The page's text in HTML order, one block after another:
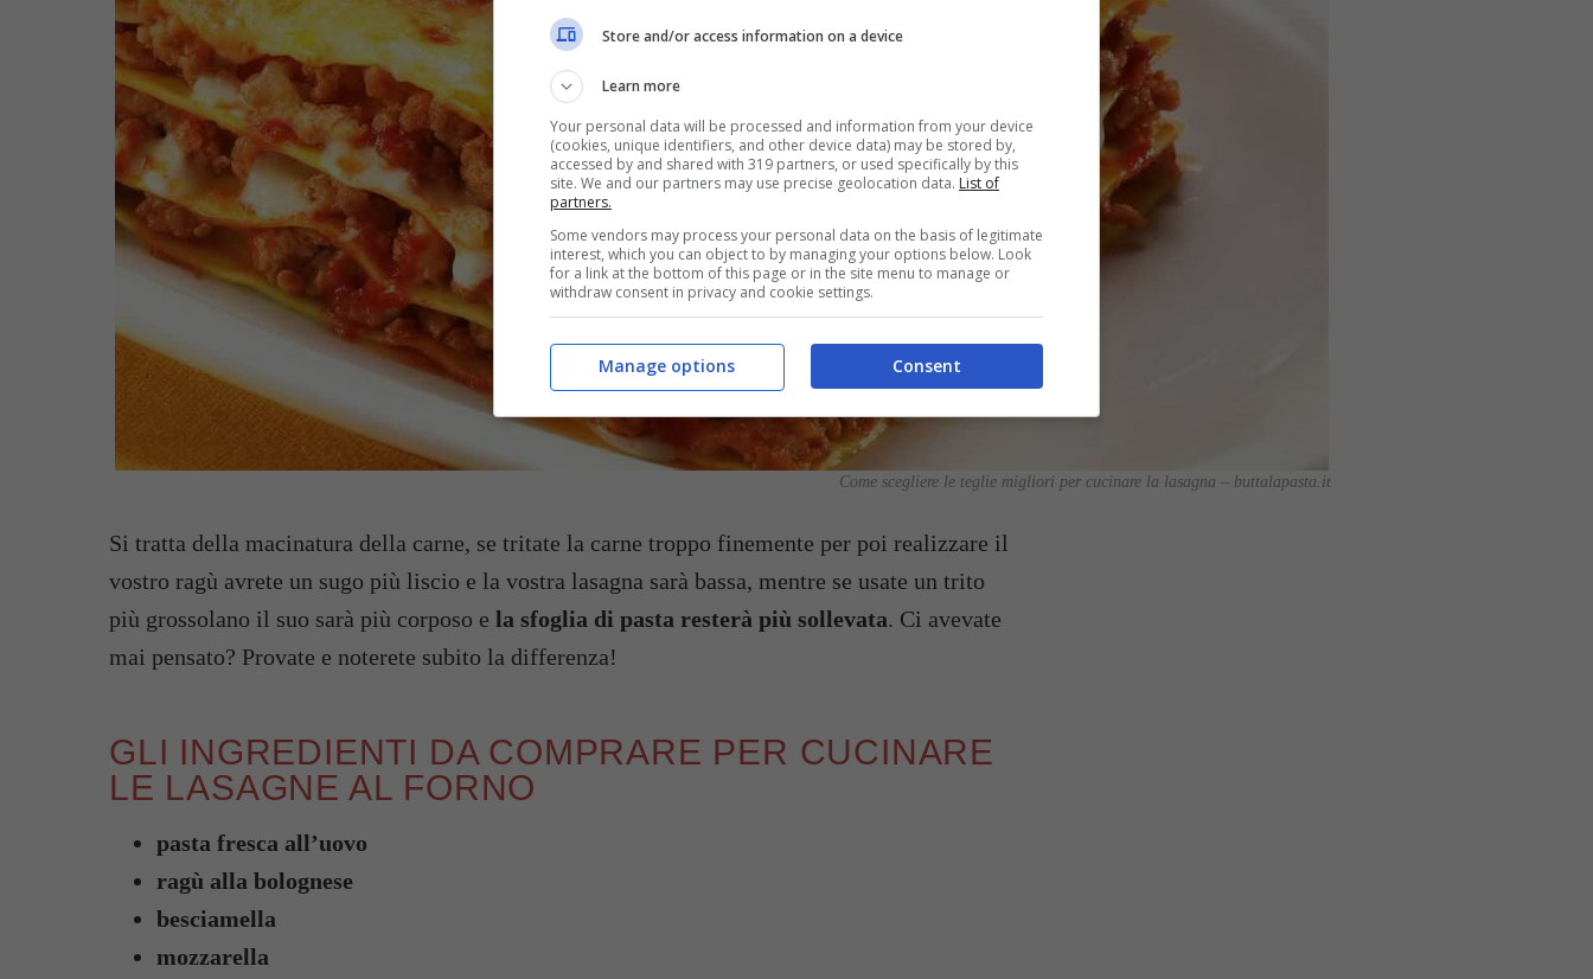
Come scegliere le teglie migliori per cucinare la lasagna – buttalapasta.it
Si tratta della macinatura della carne, se tritate la carne troppo finemente per poi realizzare il
vostro ragù avrete un sugo più liscio e la vostra lasagna sarà bassa, mentre se usate un trito
più grossolano il suo sarà più corposo e la sfoglia di pasta resterà più sollevata. Ci avevate
mai pensato? Provate e noterete subito la differenza!
GLI INGREDIENTI DA COMPRARE PER CUCINARE
LE LASAGNE AL FORNO
pasta fresca all’uovo
ragù alla bolognese
besciamella
mozzarella
Store and/or access information on a device
Learn more
Your personal data will be processed and information from your device
(cookies, unique identifiers, and other device data) may be stored by,
accessed by and shared with 319 partners, or used specifically by this
site. We and our partners may use precise geolocation data. List of
partners.
Some vendors may process your personal data on the basis of legitimate
interest, which you can object to by managing your options below. Look
for a link at the bottom of this page or in the site menu to manage or
withdraw consent in privacy and cookie settings.
Consent
Manage options